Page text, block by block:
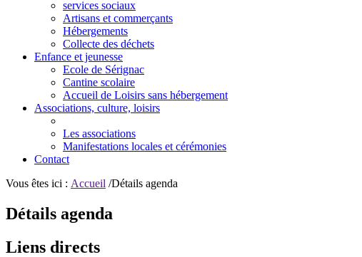
services sociaux
Artisans et commerçants
Hébergements
Collecte des déchets
Enfance et jeunesse
Ecole de Sérignac
Cantine scolaire
Accueil de Loisirs sans hébergement
Associations, culture, loisirs
Les associations
Manifestations locales et cérémonies
Contact
Vous êtes ici : Accueil /Détails agenda
Détails agenda
Liens directs